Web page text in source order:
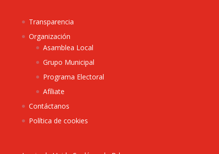
Transparencia
Organización
Asamblea Local
Grupo Municipal
Programa Electoral
Afíliate
Contáctanos
Política de cookies